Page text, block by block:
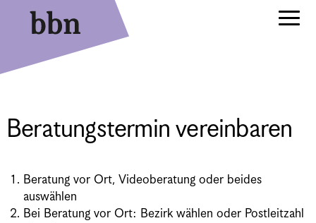
Beratungstermin vereinbaren
Beratung vor Ort, Videoberatung oder beides
auswählen
Bei Beratung vor Ort: Bezirk wählen oder Postleitzahl